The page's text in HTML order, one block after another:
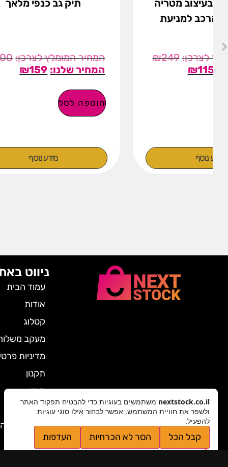
תיק גב כנפי מלאך
₪200
מידע נוסף
אקדח
ניווט
עמוד הבית
אודות
קטלוג
מעקב
מדיניות
תקנון
מגזין
צרו קשר
ביטול הזמנה
nextstock.co.il משתמשים בעוגיות כדי להבטיח תפקוד האתר
ולשפר את חוויית המשתמש. אפשר לבחור אילו סוגי עוגיות
להפעיל.
קבל הכל הסר לא הכרחיות העדפות